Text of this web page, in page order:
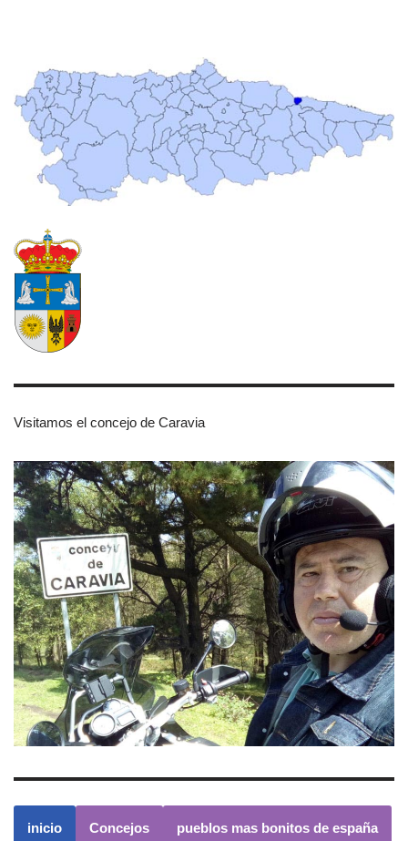
Visitamos el concejo de Caravia
inicio Concejos pueblos mas bonitos de españa